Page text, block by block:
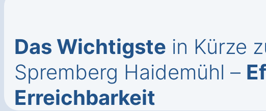
Das Wichtigste in Kürze
Spremberg Haidemühl –
Erreichbarkeit